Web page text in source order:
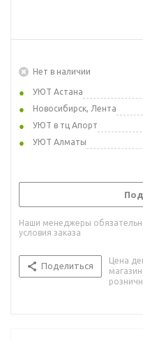
Нет в наличии
УЮТ Астана
Новосибирск, Лента
УЮТ в тц Апорт
УЮТ Алматы
Наши менеджеры
условия заказа
Поделиться
Цена